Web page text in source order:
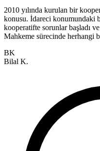
2010 yılında kurulan bir
konusu. İdareci konumundaki
kooperatifte sorunlar başladı
Mahkeme sürecinde herhangi
BK
Bilal K.